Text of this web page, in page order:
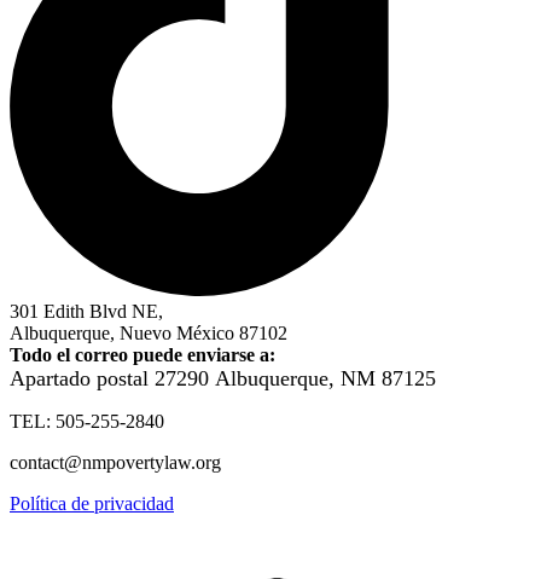
301 Edith Blvd NE,
Albuquerque, Nuevo México 87102
Todo el correo puede enviarse a:
Apartado postal 27290 Albuquerque, NM 87125
TEL: 505-255-2840
contact@nmpovertylaw.org
Política de privacidad